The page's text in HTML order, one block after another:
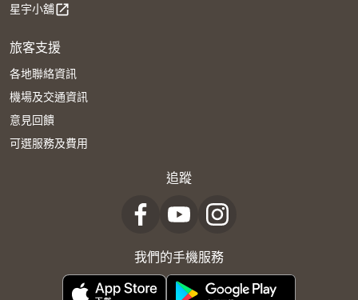
星宇小舖open_in_new
旅客支援
各地聯絡資訊
機場及交通資訊
意見回饋
可選服務及費用
追蹤
我們的手機服務